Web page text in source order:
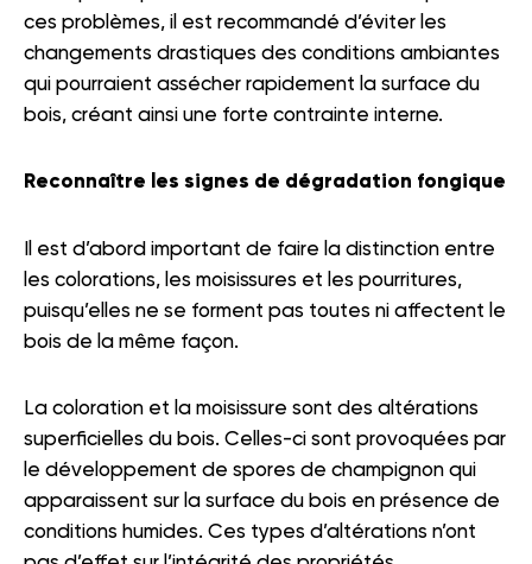
ces problèmes, il est recommandé d’éviter les
changements drastiques des conditions ambiantes
qui pourraient assécher rapidement la surface du
bois, créant ainsi une forte contrainte interne.
Reconnaître les signes de dégradation fongique
Il est d’abord important de faire la distinction entre
les colorations, les moisissures et les pourritures,
puisqu’elles ne se forment pas toutes ni affectent le
bois de la même façon.
La coloration et la moisissure sont des altérations
superficielles du bois. Celles-ci sont provoquées par
le développement de spores de champignon qui
apparaissent sur la surface du bois en présence de
conditions humides. Ces types d’altérations n’ont